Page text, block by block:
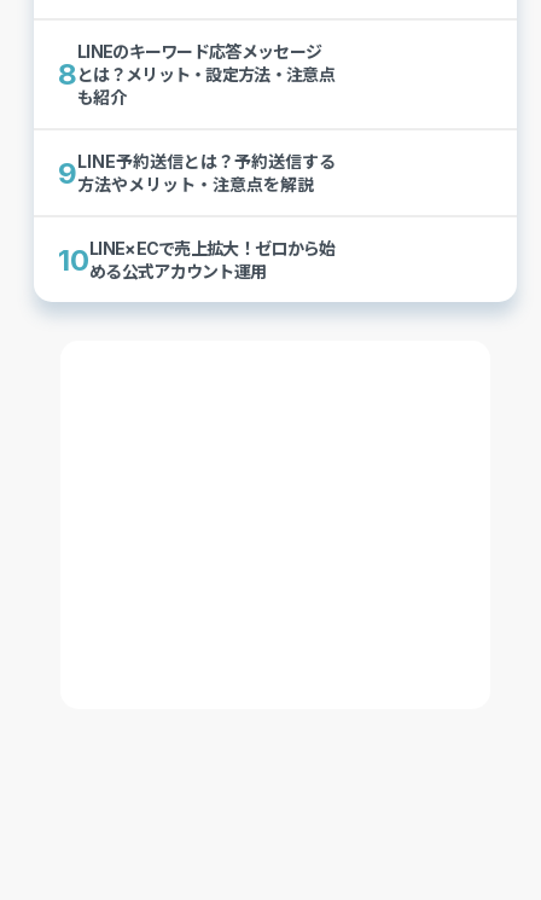
8
LINEのキーワード応答メッセージ
とは？メリット・設定方法・注意点
も紹介
9LINE予約送信とは？予約送信する
方法やメリット・注意点を解説
10LINE×ECで売上拡大！ゼロから始
める公式アカウント運用